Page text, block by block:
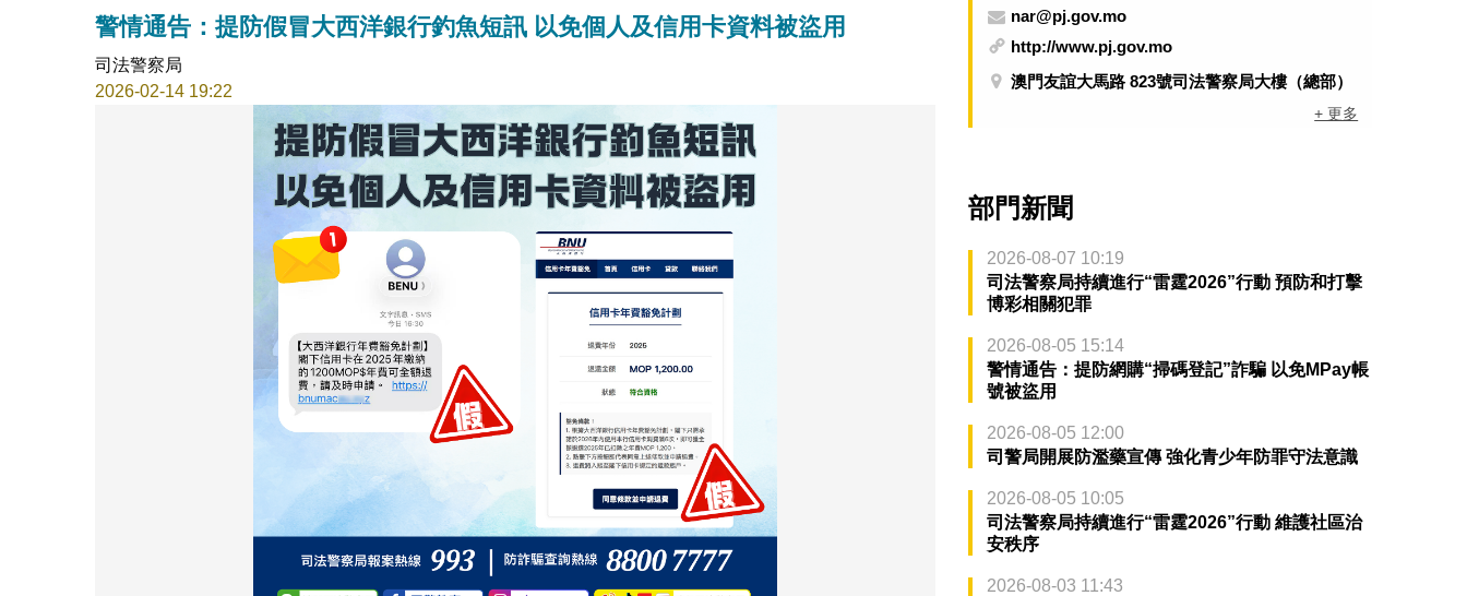
警情通告：提防假冒大西洋銀行釣魚短訊 以免個人及信用卡資料被盜用
司法警察局
2026-02-14 19:22
nar@pj.gov.mo
http://www.pj.gov.mo
澳門友誼大馬路 823號司法警察局大樓（總部）
+ 更多
部門新聞
2026-08-07 10:19
司法警察局持續進行“雷霆2026”行動 預防和打擊
博彩相關犯罪
2026-08-05 15:14
警情通告：提防網購“掃碼登記”詐騙 以免MPay帳
號被盜用
2026-08-05 12:00
司警局開展防濫藥宣傳 強化青少年防罪守法意識
2026-08-05 10:05
司法警察局持續進行“雷霆2026”行動 維護社區治
安秩序
2026-08-03 11:43